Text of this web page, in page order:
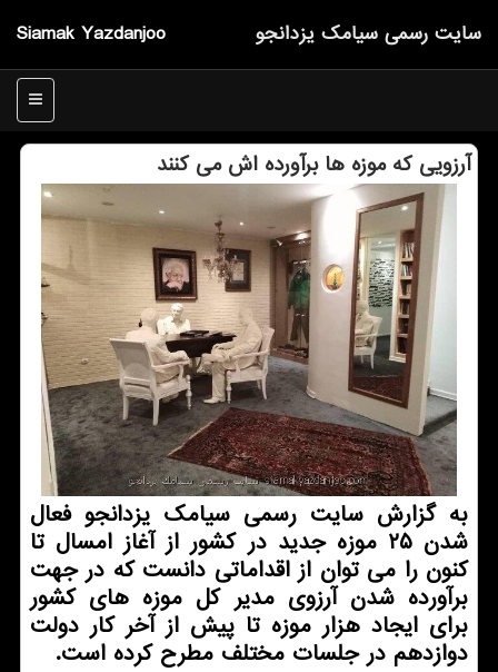
Siamak Yazdanjoo سایت رسمی سیامك یزدانجو
منو
آرزویی كه موزه ها برآورده اش می كنند
به گزارش سایت رسمی سیامك یزدانجو فعال
شدن ۲۵ موزه جدید در كشور از آغاز امسال تا
كنون را می توان از اقداماتی دانست كه در جهت
برآورده شدن آرزوی مدیر كل موزه های كشور
برای ایجاد هزار موزه تا پیش از آخر كار دولت
دوازدهم در جلسات مختلف مطرح كرده است.